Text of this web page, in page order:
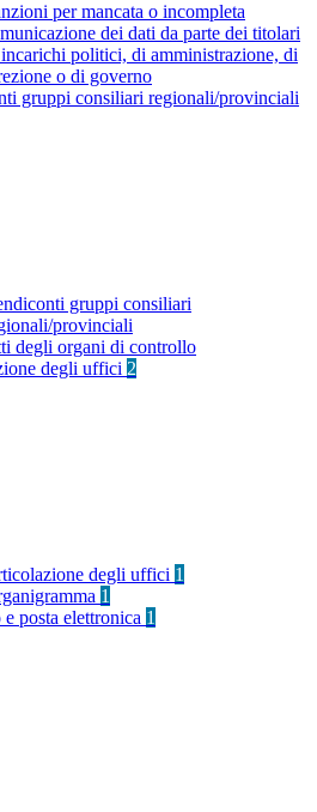
per mancata o incompleta
dei dati da parte dei titolari
politici, di amministrazione, di
o di governo
gruppi consiliari regionali/provinciali
gruppi consiliari
provinciali
degli organi di controllo
degli uffici 2
degli uffici 1
1
posta elettronica 1